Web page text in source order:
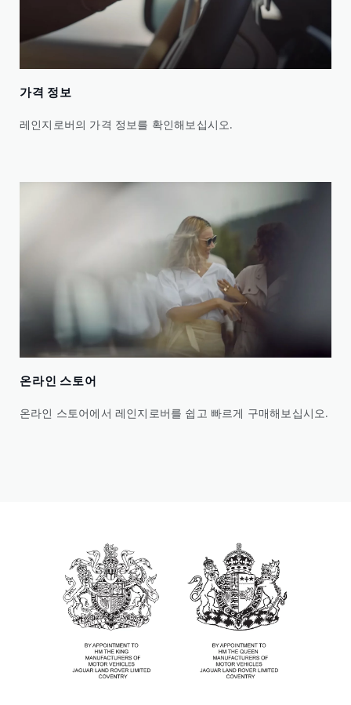
가격 정보
레인지로버의 가격 정보를 확인해보십시오.
온라인 스토어
온라인 스토어에서 레인지로버를 쉽고 빠르게 구매해보십시오.